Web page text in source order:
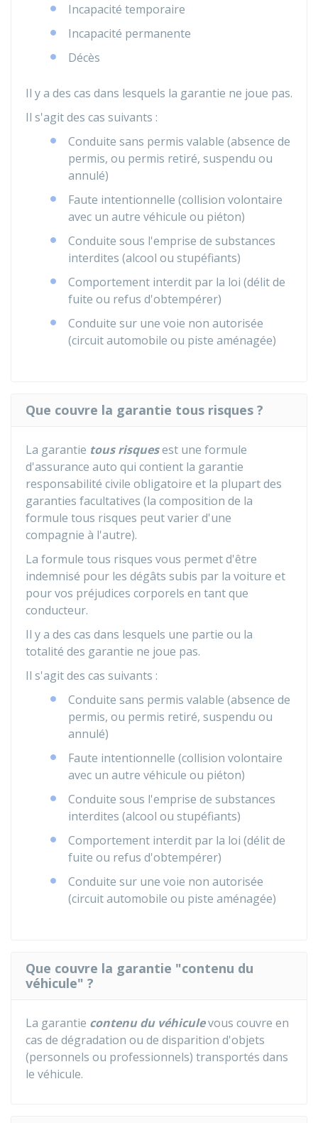
Incapacité temporaire
Incapacité permanente
Décès
Il y a des cas dans lesquels la garantie ne joue pas.
Il s'agit des cas suivants :
Conduite sans permis valable (absence de
permis, ou permis retiré, suspendu ou
annulé)
Faute intentionnelle (collision volontaire
avec un autre véhicule ou piéton)
Conduite sous l'emprise de substances
interdites (alcool ou stupéfiants)
Comportement interdit par la loi (délit de
fuite ou refus d'obtempérer)
Conduite sur une voie non autorisée
(circuit automobile ou piste aménagée)
Que couvre la garantie tous risques ?
La garantie tous risquesest une formule
d'assurance auto qui contient la garantie
responsabilité civile obligatoire et la plupart des
garanties facultatives (la composition de la
formule tous risques peut varier d'une
compagnie à l'autre).
La formule tous risques vous permet d'être
indemnisé pour les dégâts subis par la voiture et
pour vos préjudices corporels en tant que
conducteur.
Il y a des cas dans lesquels une partie ou la
totalité des garantie ne joue pas.
Il s'agit des cas suivants :
Conduite sans permis valable (absence de
permis, ou permis retiré, suspendu ou
annulé)
Faute intentionnelle (collision volontaire
avec un autre véhicule ou piéton)
Conduite sous l'emprise de substances
interdites (alcool ou stupéfiants)
Comportement interdit par la loi (délit de
fuite ou refus d'obtempérer)
Conduite sur une voie non autorisée
(circuit automobile ou piste aménagée)
Que couvre la garantie "contenu du
véhicule" ?
La garantie contenu du véhiculevous couvre en
cas de dégradation ou de disparition d'objets
(personnels ou professionnels) transportés dans
le véhicule.